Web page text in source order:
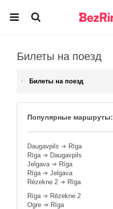
Билеты на поезд
Билеты на поезд
Популярные маршруты:
Daugavpils ➔ Rīga
Rīga➔ Daugavpils
Jelgava➔ Rīga
Rīga➔ Jelgava
Rēzekne 2 ➔ Rīga
Rīga➔ Rēzekne 2
Ogre ➔ Rīga